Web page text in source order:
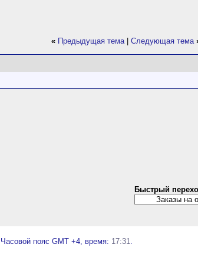
« Предыдущая тема| Следующая тема
Быстрый
Часовой пояс GMT +4, время: 17:31.